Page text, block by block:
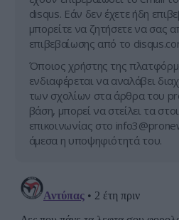
disqus. Εάν δεν έχετε ήδη
μπορείτε να ζητήσετε να σας
επιβεβαίωσης από το
Όποιος χρήστης της
ενδιαφέρεται να αναλάβει
των σχολίων στα άρθρα του
βάση, μπορεί να στείλει τα
επικοινωνίας στο
άμεσα η υποψηφιότητά του.